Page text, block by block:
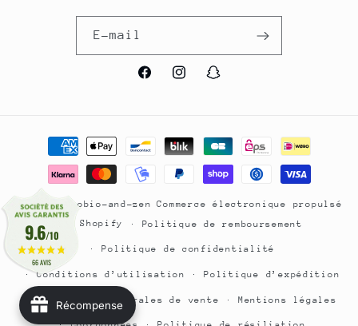
E-mail
FacebookInstagramSnapchat
Moyens
paiement
© 2026, goobio-and-zen
Commerce électronique propulsé
par Shopify
Politique de remboursement
Politique de confidentialité
Conditions d’utilisation Politique d’expédition
Conditions générales de vente Mentions légales
Récompense
9.6/10
66 AVIS